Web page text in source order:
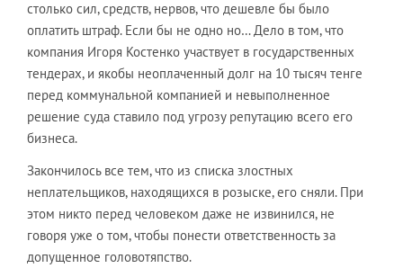
столько сил, средств, нервов, что дешевле бы было
оплатить штраф. Если бы не одно но… Дело в том, что
компания Игоря Костенко участвует в государственных
тендерах, и якобы неоплаченный долг на 10 тысяч тенге
перед коммунальной компанией и невыполненное
решение суда ставило под угрозу репутацию всего его
бизнеса.
Закончилось все тем, что из списка злостных
неплательщиков, находящихся в розыске, его сняли. При
этом никто перед человеком даже не извинился, не
говоря уже о том, чтобы понести ответственность за
допущенное головотяпство.